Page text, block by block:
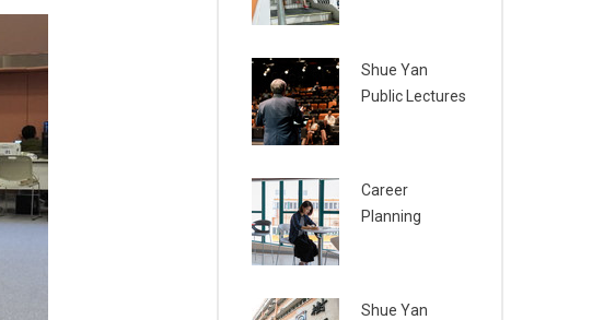
Shue Yan
Public Lectures
Career
Planning
Shue Yan